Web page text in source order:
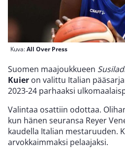
Kuva:All Over Press
Suomen maajoukkueen
Kuier on valittu Italian
2023-24 parhaaksi
Valintaa osattiin odottaa.
kun hänen seuransa Reyer
kaudella Italian mestaruuden.
arvokkaimmaksi pelaajaksi.